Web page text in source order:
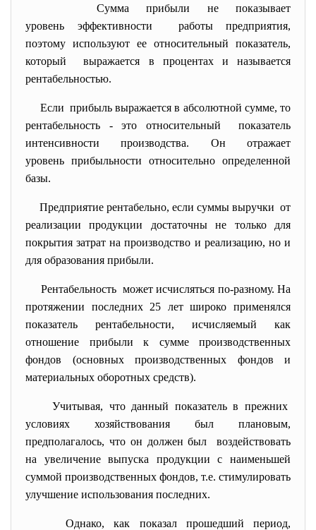
Сумма прибыли не показывает
уровень эффективности работы предприятия,
поэтому используют ее относительный показатель,
который выражается в процентах и называется
рентабельностью.
Если прибыль выражается в абсолютной сумме, то
рентабельность - это относительный показатель
интенсивности производства. Он отражает
уровень прибыльности относительно определенной
базы.
Предприятие рентабельно, если суммы выручки от
реализации продукции достаточны не только для
покрытия затрат на производство и реализацию, но и
для образования прибыли.
Рентабельность может исчисляться по-разному. На
протяжении последних 25 лет широко применялся
показатель рентабельности, исчисляемый как
отношение прибыли к сумме производственных
фондов (основных производственных фондов и
материальных оборотных средств).
Учитывая, что данный показатель в прежних
условиях хозяйствования был плановым,
предполагалось, что он должен был воздействовать
на увеличение выпуска продукции с наименьшей
суммой производственных фондов, т.е. стимулировать
улучшение использования последних.
Однако, как показал прошедший период,